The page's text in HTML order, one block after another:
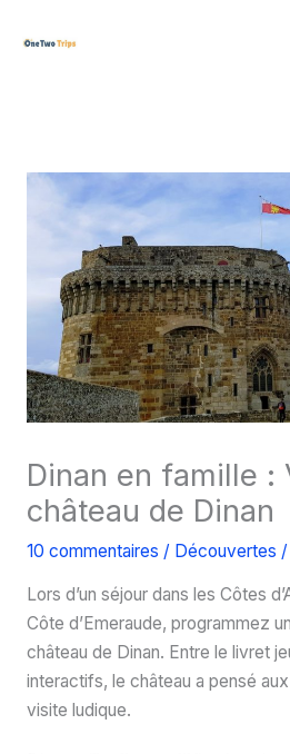
Dinan en famille :
château de Dinan
10 commentaires / Découvertes
Lors d’un séjour dans les Côtes
Côte d’Emeraude, programmez
château de Dinan. Entre le livret
interactifs, le château a pensé
visite ludique.